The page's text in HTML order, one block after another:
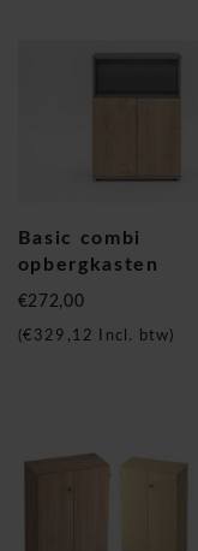
Basic combi
opbergkasten
€272,00
(€329,12 Incl. btw)